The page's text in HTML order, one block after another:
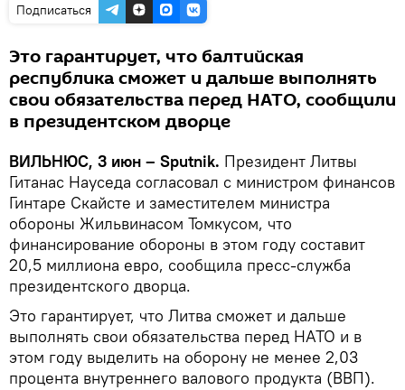
Подписаться
Это гарантирует, что балтийская
республика сможет и дальше выполнять
свои обязательства перед НАТО, сообщили
в президентском дворце
ВИЛЬНЮС, 3 июн – Sputnik. Президент Литвы
Гитанас Науседа согласовал с министром финансов
Гинтаре Скайсте и заместителем министра
обороны Жильвинасом Томкусом, что
финансирование обороны в этом году составит
20,5 миллиона евро, сообщила пресс-служба
президентского дворца.
Это гарантирует, что Литва сможет и дальше
выполнять свои обязательства перед НАТО и в
этом году выделить на оборону не менее 2,03
процента внутреннего валового продукта (ВВП).